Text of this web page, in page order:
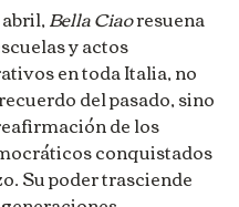
Bella Ciao resuena
y actos
en toda Italia, no
del pasado, sino
de los
conquistados
Su poder trasciende